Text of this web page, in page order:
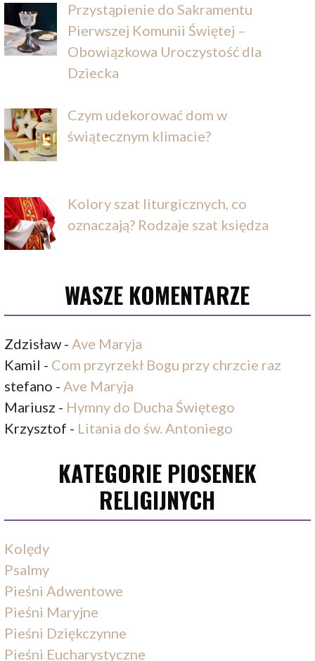
Przystąpienie do Sakramentu
Pierwszej Komunii Świętej –
Obowiązkowa Uroczystość dla
Dziecka
Czym udekorować dom w
świątecznym klimacie?
Kolory szat liturgicznych, co
oznaczają? Rodzaje szat księdza
WASZE KOMENTARZE
Zdzisław -Ave Maryja
Kamil - Com przyrzekł Bogu przy chrzcie raz
stefano -Ave Maryja
Mariusz - Hymny do Ducha Świętego
Krzysztof - Litania do św. Antoniego
KATEGORIE PIOSENEK
RELIGIJNYCH
Kolędy
Psalmy
Pieśni Adwentowe
Pieśni Maryjne
Pieśni Dziękczynne
Pieśni Eucharystyczne